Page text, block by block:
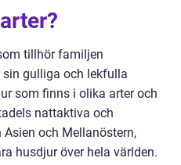
tillhör familjen
sin gulliga och lekfulla
som finns i olika arter och
nattaktiva och
och Mellanöstern,
husdjur över hela världen.